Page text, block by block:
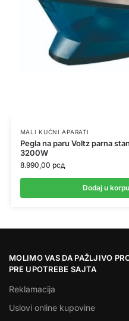
MALI KUĆNI APARATI
Pegla na paru Voltz parna
3200W
8.990,00 рсд
Dodaj u korpu
MOLIMO VAS DA PAŽLJIVO
PRE UPOTREBE SAJTA
Reklamacija
Uslovi online kupovine